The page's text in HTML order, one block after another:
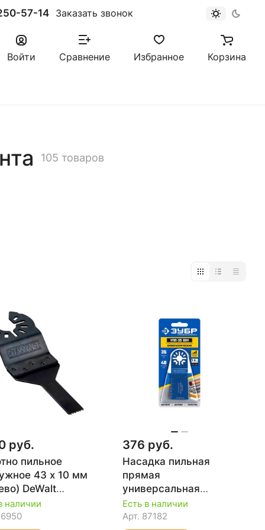
57-14 Заказать звонок
Войти Сравнение Избранное Корзина
105 товаров
руб.
пильное
43 х 10 мм
DeWalt
наличии
376 руб.
Насадка пильная
прямая
универсальная
УПП-35 BIM UniLock,
35х40 мм, OIS-хвост.,
Есть в наличии
Арт. 87182